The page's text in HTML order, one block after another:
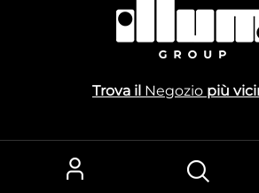
Trova il Negozio più
Powered by
Designed by Gestionale